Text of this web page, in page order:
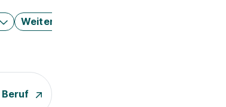
Weitere Filter
Beruf